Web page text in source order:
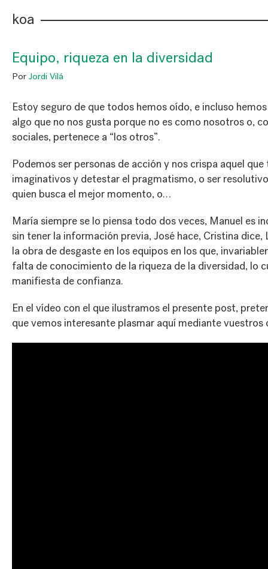
koa
Equipo, riqueza en la diversidad
Por Jordi Vilá
Estoy seguro de que todos hemos oído, e incluso
algo que no nos gusta porque no es como nosotros o,
sociales, pertenece a “los otros”.
Podemos ser personas de acción y nos crispa aquel
imaginativos y detestar el pragmatismo, o ser
quien busca el mejor momento, o…
María siempre se lo piensa todo dos veces, Manuel es
sin tener la información previa, José hace, Cristina dice,
la obra de desgaste en los equipos en los que,
falta de conocimiento de la riqueza de la diversidad, lo
manifiesta de confianza.
En el vídeo con el que ilustramos el presente post,
que vemos interesante plasmar aquí mediante vuestros